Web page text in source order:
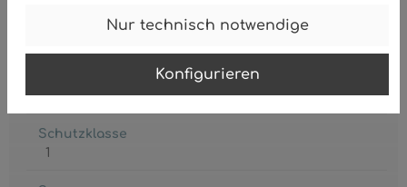
Nur technisch notwendige
Konfigurieren
Leuchtmittel inkl.
IP20
Schutzklasse
1